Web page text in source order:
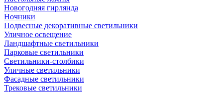
Новогодняя гирлянда
Ночники
Подвесные декоративные светильники
Уличное освещение
Ландшафтные светильники
Парковые светильники
Светильники-столбики
Уличные светильники
Фасадные светильники
Трековые светильники